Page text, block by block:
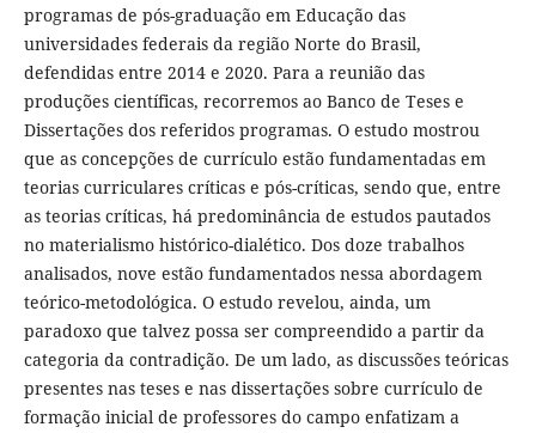
programas de pós-graduação em Educação das
universidades federais da região Norte do Brasil,
defendidas entre 2014 e 2020. Para a reunião das
produções científicas, recorremos ao Banco de Teses e
Dissertações dos referidos programas. O estudo mostrou
que as concepções de currículo estão fundamentadas em
teorias curriculares críticas e pós-críticas, sendo que, entre
as teorias críticas, há predominância de estudos pautados
no materialismo histórico-dialético. Dos doze trabalhos
analisados, nove estão fundamentados nessa abordagem
teórico-metodológica. O estudo revelou, ainda, um
paradoxo que talvez possa ser compreendido a partir da
categoria da contradição. De um lado, as discussões teóricas
presentes nas teses e nas dissertações sobre currículo de
formação inicial de professores do campo enfatizam a